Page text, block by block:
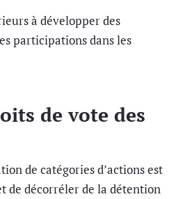
à développer des
participations dans les
de vote des
de catégories d’actions est
de décorréler de la détention